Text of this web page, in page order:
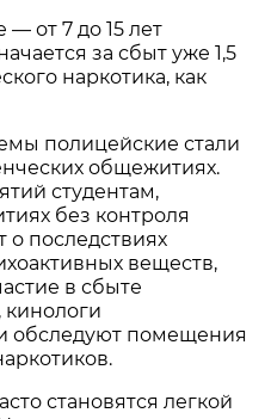
от 7 до 15 лет
за сбыт уже 1,5
наркотика, как
полицейские стали
общежитиях.
студентам,
без контроля
о последствиях
веществ,
в сбыте
кинологи
обследуют помещения
становятся легкой